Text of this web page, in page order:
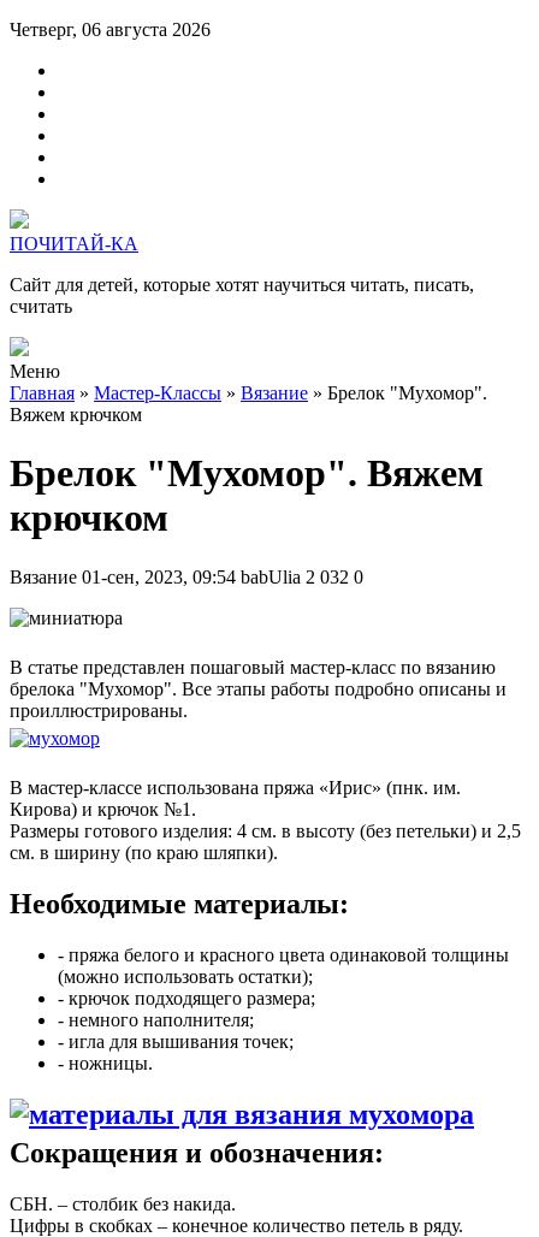
Четверг, 06 августа 2026
ПОЧИТАЙ-КА
Сайт для детей, которые хотят научиться читать, писать,
считать
Меню
Главная » Мастер-Классы » Вязание » Брелок "Мухомор".
Вяжем крючком
Брелок "Мухомор". Вяжем
крючком
Вязание 01-сен, 2023, 09:54 babUlia 2 032 0
В статье представлен пошаговый мастер-класс по вязанию
брелока "Мухомор". Все этапы работы подробно описаны и
проиллюстрированы.
В мастер-классе использована пряжа «Ирис» (пнк. им.
Кирова) и крючок №1.
Размеры готового изделия: 4 см. в высоту (без петельки) и 2,5
см. в ширину (по краю шляпки).
Необходимые материалы:
- пряжа белого и красного цвета одинаковой толщины
(можно использовать остатки);
- крючок подходящего размера;
- немного наполнителя;
- игла для вышивания точек;
- ножницы.
Сокращения и обозначения:
СБН. – столбик без накида.
Цифры в скобках – конечное количество петель в ряду.